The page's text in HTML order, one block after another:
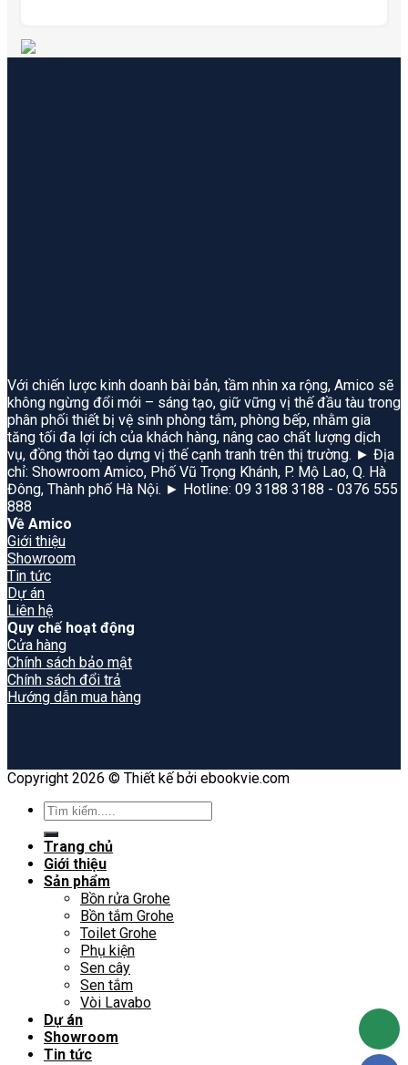
Với chiến lược kinh doanh bài bản, tầm nhìn xa rộng, Amico sẽ
không ngừng đổi mới – sáng tạo, giữ vững vị thế đầu tàu trong
phân phối thiết bị vệ sinh phòng tắm, phòng bếp, nhằm gia
tăng tối đa lợi ích của khách hàng, nâng cao chất lượng dịch
vụ, đồng thời tạo dựng vị thế cạnh tranh trên thị trường. ► Địa
chỉ: Showroom Amico, Phố Vũ Trọng Khánh, P. Mộ Lao, Q. Hà
Đông, Thành phố Hà Nội. ► Hotline: 09 3188 3188 - 0376 555
888
Về Amico
Giới thiệu
Showroom
Tin tức
Dự án
Liên hệ
Quy chế hoạt động
Cửa hàng
Chính sách bảo mật
Chính sách đổi trả
Hướng dẫn mua hàng
Copyright 2026 © Thiết kế bởi ebookvie.com
Search
for:
Trang chủ
Giới thiệu
Sản phẩm
Bồn rửa Grohe
Bồn tắm Grohe
Toilet Grohe
Phụ kiện
Sen cây
Sen tắm
Vòi Lavabo
Dự án
Showroom
Tin tức